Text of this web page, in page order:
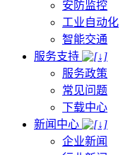
安防监控
工业自动化
智能交通
服务支持
服务政策
常见问题
下载中心
新闻中心
企业新闻